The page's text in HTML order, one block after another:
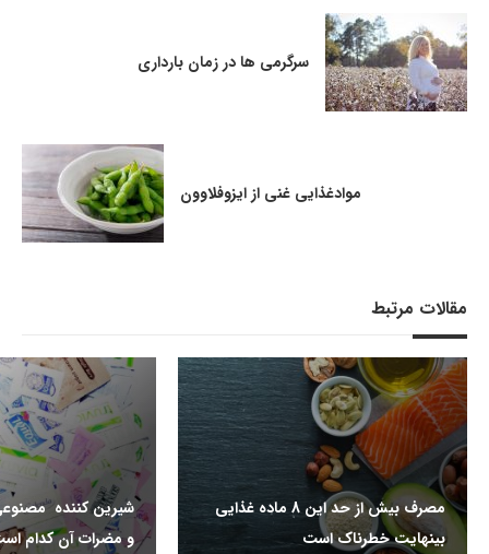
سرگرمی ها در زمان بارداری
موادغذایی غنی از ایزوفلاوون
مقالات مرتبط
مصرف بیش از حد این 8 ماده غذایی
بینهایت خطرناک است
شیرین کننده
و مضرات آن کدام